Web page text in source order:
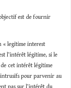
est de fournir
« legitime interest
l’intérêt légitime, si le
cet intérêt légitime
intrusifs pour parvenir au